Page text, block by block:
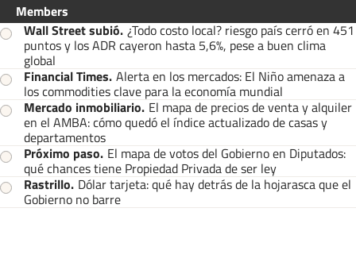
Members
Wall Street subió. ¿Todo costo local? riesgo país cerró en 451
puntos y los ADR cayeron hasta 5,6%, pese a buen clima
global
Financial Times. Alerta en los mercados: El Niño amenaza a
los commodities clave para la economía mundial
Mercado inmobiliario. El mapa de precios de venta y alquiler
en el AMBA: cómo quedó el índice actualizado de casas y
departamentos
Próximo paso. El mapa de votos del Gobierno en Diputados:
qué chances tiene Propiedad Privada de ser ley
Rastrillo. Dólar tarjeta: qué hay detrás de la hojarasca que el
Gobierno no barre